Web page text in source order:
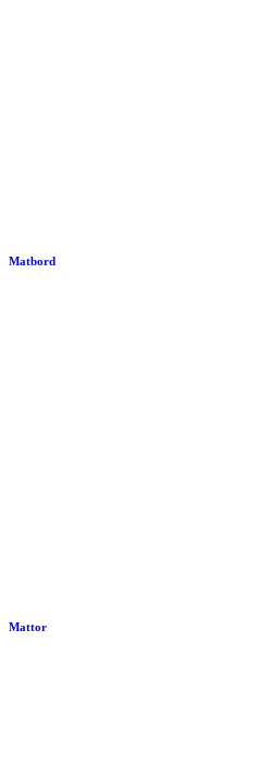
Matbord
Mattor